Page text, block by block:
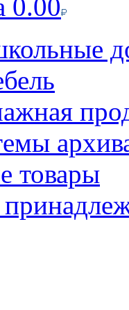
0.00
товары